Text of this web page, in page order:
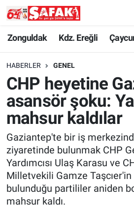
Zonguldak Kdz. Ereğli
HABERLER GENEL
CHP heyetine
asansör şoku:
mahsur kaldılar
Gaziantep'te bir iş
ziyaretinde bulunmak CHP
Yardımcısı Ulaş Karasu ve
Milletvekili Gamze Taşcıer'in
bulunduğu partililer aniden
mahsur kaldı.
Zonguldak
Kdz. Ereğli
Çaycuma
Devrek
Kilimli
Asayiş
Spor
Zonguldak Nöbetçi
Zonguldak Hava Durumu
Zonguldak Namaz Vakitleri
Zonguldak Trafik Yoğunluk
Süper Lig Puan Durumu ve
Tüm Manşetler
Son Dakika Haberleri